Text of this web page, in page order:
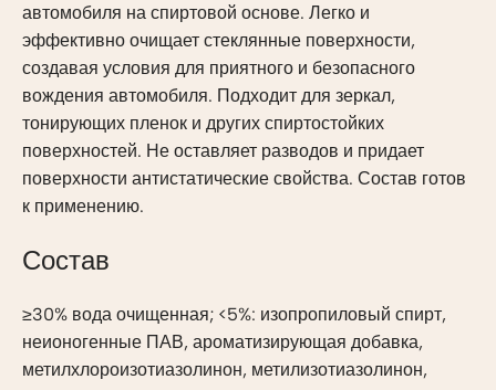
автомобиля на спиртовой основе. Легко и
эффективно очищает стеклянные поверхности,
создавая условия для приятного и безопасного
вождения автомобиля. Подходит для зеркал,
тонирующих пленок и других спиртостойких
поверхностей. Не оставляет разводов и придает
поверхности антистатические свойства. Состав готов
к применению.
Состав
≥30% вода очищенная; <5%: изопропиловый спирт,
неионогенные ПАВ, ароматизирующая добавка,
метилхлороизотиазолинон, метилизотиазолинон,